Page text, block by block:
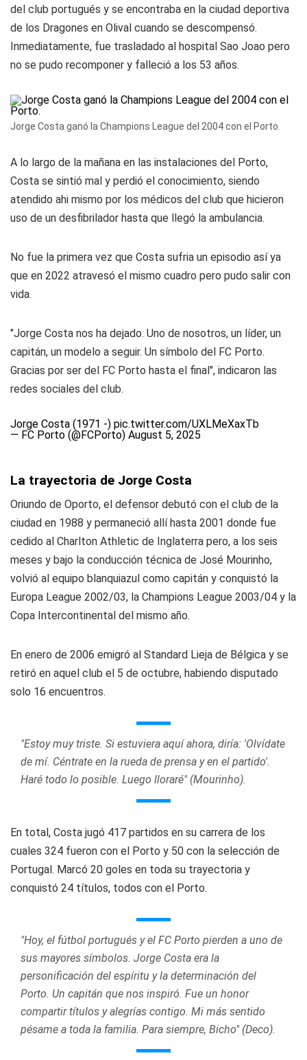
del club portugués y se encontraba en la ciudad deportiva
de los Dragones en Olival cuando se descompensó.
Inmediatamente, fue trasladado al hospital Sao Joao pero
no se pudo recomponer y falleció a los 53 años.
Jorge Costa ganó la Champions League del 2004 con el Porto.
A lo largo de la mañana en las instalaciones del Porto,
Costa se sintió mal y perdió el conocimiento, siendo
atendido ahi mismo por los médicos del club que hicieron
uso de un desfibrilador hasta que llegó la ambulancia.
No fue la primera vez que Costa sufria un episodio así ya
que en 2022 atravesó el mismo cuadro pero pudo salir con
vida.
"Jorge Costa nos ha dejado. Uno de nosotros, un líder, un
capitán, un modelo a seguir. Un símbolo del FC Porto.
Gracias por ser del FC Porto hasta el final", indicaron las
redes sociales del club.
Jorge Costa (1971 -) pic.twitter.com/UXLMeXaxTb
— FC Porto (@FCPorto) August 5, 2025
La trayectoria de Jorge Costa
Oriundo de Oporto, el defensor debutó con el club de la
ciudad en 1988 y permaneció allí hasta 2001 donde fue
cedido al Charlton Athletic de Inglaterra pero, a los seis
meses y bajo la conducción técnica de José Mourinho,
volvió al equipo blanquiazul como capitán y conquistó la
Europa League 2002/03, la Champions League 2003/04 y la
Copa Intercontinental del mismo año.
En enero de 2006 emigró al Standard Lieja de Bélgica y se
retiró en aquel club el 5 de octubre, habiendo disputado
solo 16 encuentros.
"Estoy muy triste. Si estuviera aquí ahora, diría: 'Olvídate
de mí. Céntrate en la rueda de prensa y en el partido'.
Haré todo lo posible. Luego lloraré" (Mourinho).
En total, Costa jugó 417 partidos en su carrera de los
cuales 324 fueron con el Porto y 50 con la selección de
Portugal. Marcó 20 goles en toda su trayectoria y
conquistó 24 títulos, todos con el Porto.
"Hoy, el fútbol portugués y el FC Porto pierden a uno de
sus mayores símbolos. Jorge Costa era la
personificación del espíritu y la determinación del
Porto. Un capitán que nos inspiró. Fue un honor
compartir títulos y alegrías contigo. Mi más sentido
pésame a toda la familia. Para siempre, Bicho" (Deco).